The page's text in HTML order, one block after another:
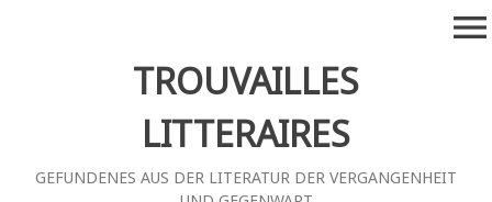
TROUVAILLES
LITTERAIRES
GEFUNDENES AUS DER LITERATUR DER VERGANGENHEIT
menu